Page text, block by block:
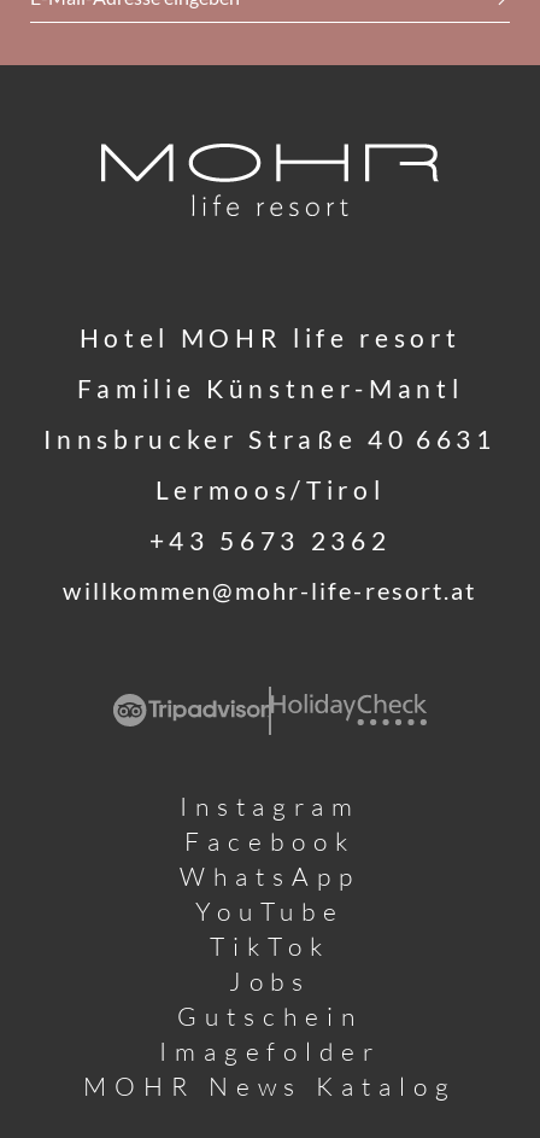
Hotel MOHR life resort
Familie Künstner-Mantl
Innsbrucker Straße 40 6631
Lermoos/Tirol
+43 5673 2362
willkommen@mohr-life-resort. at
Instagram
Facebook
WhatsApp
YouTube
TikTok
Jobs
Gutschein
Imagefolder
MOHR News Katalog